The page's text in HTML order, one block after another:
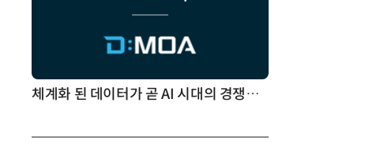
체계화 된 데이터가 곧 AI 시대의 경쟁력이다